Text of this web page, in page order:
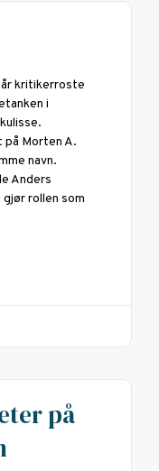
kritikerroste
i
på Morten A.
navn.
Anders
rollen som
på